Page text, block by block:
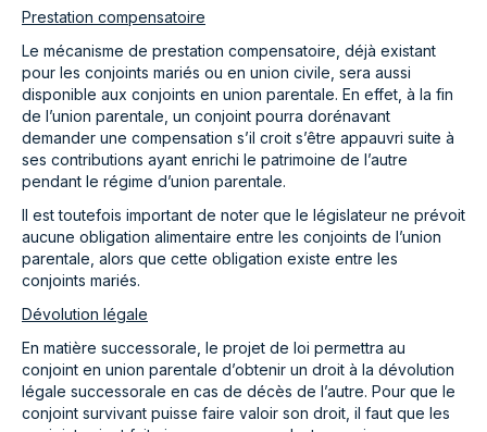
Prestation compensatoire
Le mécanisme de prestation compensatoire, déjà existant
pour les conjoints mariés ou en union civile, sera aussi
disponible aux conjoints en union parentale. En effet, à la fin
de l’union parentale, un conjoint pourra dorénavant
demander une compensation s’il croit s’être appauvri suite à
ses contributions ayant enrichi le patrimoine de l’autre
pendant le régime d’union parentale.
Il est toutefois important de noter que le législateur ne prévoit
aucune obligation alimentaire entre les conjoints de l’union
parentale, alors que cette obligation existe entre les
conjoints mariés.
Dévolution légale
En matière successorale, le projet de loi permettra au
conjoint en union parentale d’obtenir un droit à la dévolution
légale successorale en cas de décès de l’autre. Pour que le
conjoint survivant puisse faire valoir son droit, il faut que les